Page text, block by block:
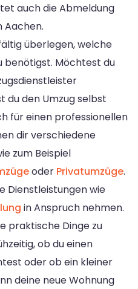
auch die Abmeldung
Aachen.
überlegen, welche
benötigst. Möchtest du
den Umzug selbst
für einen professionellen
dir verschiedene
zum Beispiel
oder Privatumzüge.
Dienstleistungen wie
in Anspruch nehmen.
praktische Dinge zu
ob du einen
oder ob ein kleiner
deine neue Wohnung